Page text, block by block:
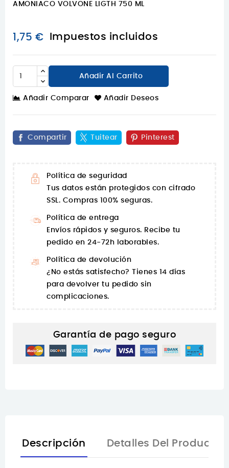
AMONIACO VOLVONE LIGTH 750 ML
1,75 € Impuestos incluidos
Añadir Al Carrito
Añadir Comparar Añadir Deseos
Compartir Tuitear Pinterest
Política de seguridad
Tus datos están protegidos con cifrado
SSL. Compras 100% seguras.
Política de entrega
Envíos rápidos y seguros. Recibe tu
pedido en 24-72h laborables.
Política de devolución
¿No estás satisfecho? Tienes 14 días
para devolver tu pedido sin
complicaciones.
Garantía de pago seguro
Descripción Detalles Del Producto